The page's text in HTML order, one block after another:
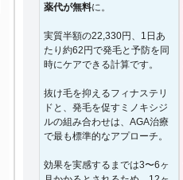
薬代が無料に。
実質半額の22,330円、1日あ
たり約62円で発毛と予防を同
時にケアできる計算です。
抜け毛を抑えるフィナステリ
ドと、発毛を促すミノキシジ
ルの組み合わせは、AGA治療
で最も標準的なアプローチ。
効果を実感するまでは3〜6ヶ